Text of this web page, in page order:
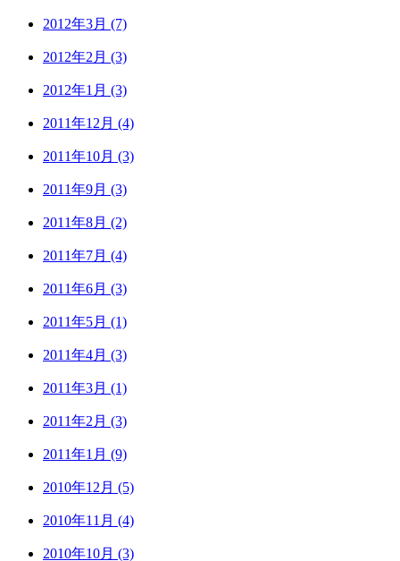
2012年3月 (7)
2012年2月 (3)
2012年1月 (3)
2011年12月 (4)
2011年10月 (3)
2011年9月 (3)
2011年8月 (2)
2011年7月 (4)
2011年6月 (3)
2011年5月 (1)
2011年4月 (3)
2011年3月 (1)
2011年2月 (3)
2011年1月 (9)
2010年12月 (5)
2010年11月 (4)
2010年10月 (3)